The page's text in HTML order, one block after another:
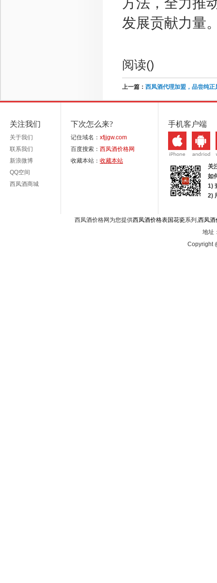
发展贡献力量
阅读()
上一篇： 西凤酒代理加盟，品尝纯
关注我们
关于我们
联系我们
新浪微博
QQ空间
西凤酒商城
下次怎么来?
记住域名： xfjjgw.com
百度搜索： 西凤酒价格网
收藏本站： 收藏本站
手机客户端
关
如
1)
2)
西凤酒价格网为您提供西凤酒价格表国花瓷系列,西凤酒
地址
Copyright